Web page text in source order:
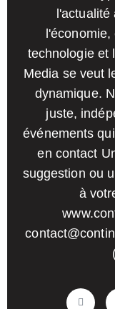
technologie et
Media se veut
dynamique.
juste,
événements
en contact
suggestion ou
à